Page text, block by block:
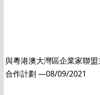
與粵港澳大灣區企業家聯
合作計劃 —08/09/2021